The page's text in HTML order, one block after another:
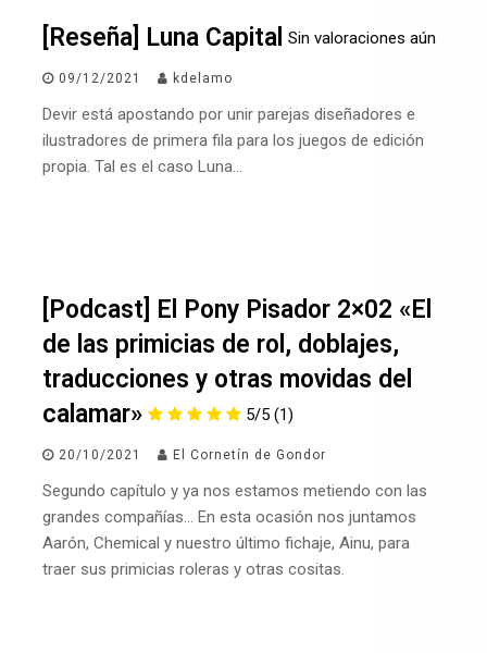
[Reseña] Luna Capital Sin valoraciones aún
09/12/2021 kdelamo
Devir está apostando por unir parejas diseñadores e
ilustradores de primera fila para los juegos de edición
propia. Tal es el caso Luna…
[Podcast] El Pony Pisador 2×02 «El
de las primicias de rol, doblajes,
traducciones y otras movidas del
calamar»
5/5 (1)
20/10/2021 El Cornetín de Gondor
Segundo capítulo y ya nos estamos metiendo con las
grandes compañías… En esta ocasión nos juntamos
Aarón, Chemical y nuestro último fichaje, Ainu, para
traer sus primicias roleras y otras cositas.